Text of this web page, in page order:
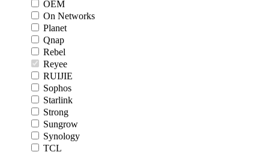
OEM
On Networks
Planet
Qnap
Rebel
Reyee
RUIJIE
Sophos
Starlink
Strong
Sungrow
Synology
TCL